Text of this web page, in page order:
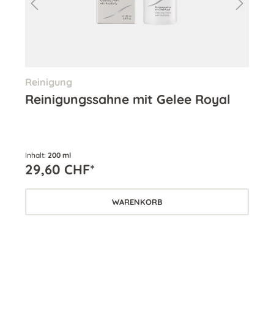
Reinigung
Reinigungssahne mit Gelee Royal
Inhalt: 200 ml
29,60 CHF*
WARENKORB